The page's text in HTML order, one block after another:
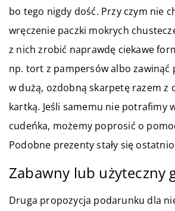
bo tego nigdy dość. Przy czym nie
wręczenie paczki mokrych
z nich zrobić naprawdę ciekawe
np. tort z pampersów albo zawinąć
w dużą, ozdobną skarpetę razem z
kartką. Jeśli samemu nie potrafimy
cudeńka, możemy poprosić o
Podobne prezenty stały się
Zabawny lub użyteczny
Druga propozycja podarunku dla